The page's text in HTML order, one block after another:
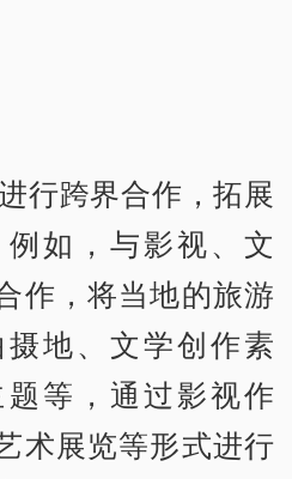
行跨界合作，拓展
如，与影视、文
作，将当地的旅游
地、文学创作素
等，通过影视作
术展览等形式进行